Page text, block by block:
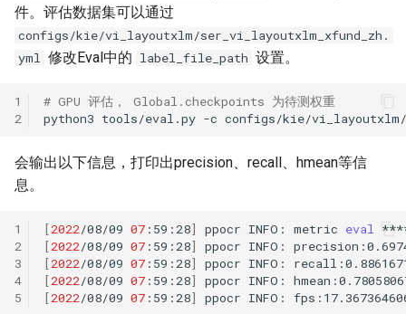
件。评估数据集可以通过
configs/kie/vi_layoutxlm/ser_vi_layoutxlm_xfund_zh.
yml 修改Eval中的 label_file_path 设置。
1
2
# GPU 评估， Global.checkpoints 为待测权重
python3 tools/eval.py -c configs/kie/vi_layoutxlm/
会输出以下信息，打印出precision、recall、hmean等信
息。
1
2
3
4
5
[2022/08/09 07 :59:28] ppocr INFO: metric eval
[2022/08/09 07 :59:28] ppocr INFO:
[2022/08/09 07 :59:28] ppocr INFO:
[2022/08/09 07 :59:28] ppocr INFO:
[2022/08/09 07 :59:28] ppocr INFO: